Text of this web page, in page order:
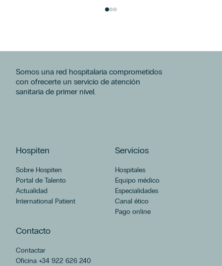
Somos una red hospitalaria comprometidos
con ofrecerte un servicio de atención
sanitaria de primer nivel.
Hospiten
Sobre Hospiten
Portal de Talento
Actualidad
International Patient
Servicios
Hospitales
Equipo médico
Especialidades
Canal ético
Pago online
Contacto
Contactar
Oficina +34 922 626 240